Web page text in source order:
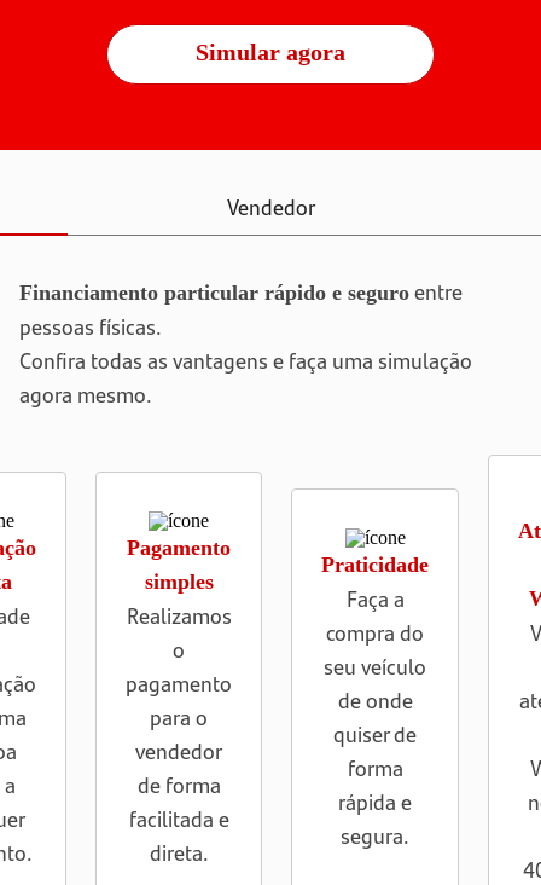
Simular agora
Vendedor
Financiamento particular rápido e seguro entre
pessoas físicas.
Confira todas as vantagens e faça uma simulação
agora mesmo.
Pagamento
simples
Realizamos
o
pagamento
para o
vendedor
de forma
facilitada e
direta.
Praticidade
Faça a
compra do
seu veículo
de onde
quiser de
forma
rápida e
segura.